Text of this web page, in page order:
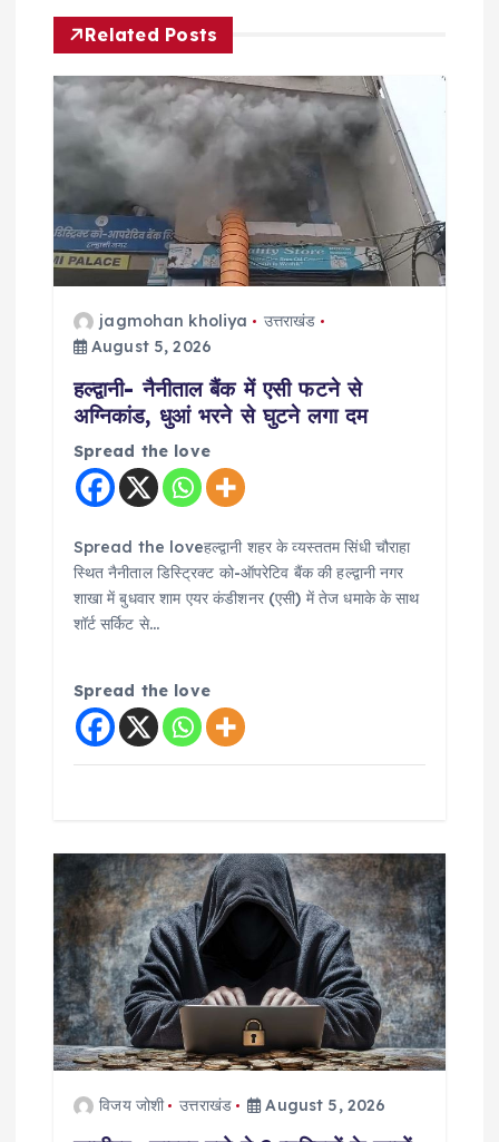
g
a
t
Related Posts
jagmohan kholiya
उत्तराखंड
August 5, 2026
हल्द्वानी- नैनीताल बैंक में एसी फटने से
अग्निकांड, धुआं भरने से घुटने लगा दम
Spread the love
Spread the loveहल्द्वानी शहर के व्यस्ततम सिंधी चौराहा
स्थित नैनीताल डिस्ट्रिक्ट को-ऑपरेटिव बैंक की हल्द्वानी नगर
शाखा में बुधवार शाम एयर कंडीशनर (एसी) में तेज धमाके के साथ
शॉर्ट सर्किट से…
Spread the love
विजय जोशी उत्तराखंड August 5, 2026